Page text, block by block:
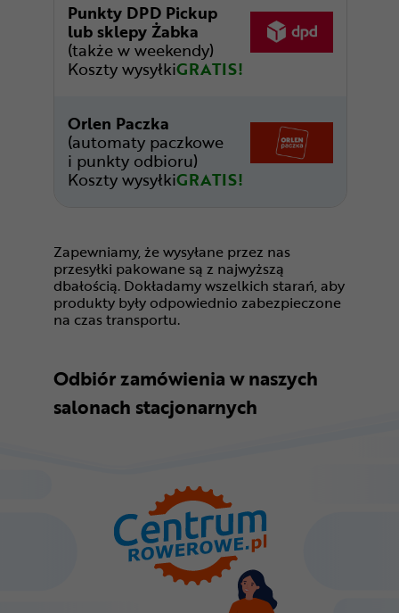
Punkty DPD Pickup
lub sklepy Żabka
(także w weekendy)
Koszty wysyłkiGRATIS!
Orlen Paczka
(automaty paczkowe
i punkty odbioru)
Koszty wysyłkiGRATIS!
Zapewniamy, że wysyłane przez nas
przesyłki pakowane są z najwyższą
dbałością. Dokładamy wszelkich starań, aby
produkty były odpowiednio zabezpieczone
na czas transportu.
Odbiór zamówienia w naszych
salonach stacjonarnych